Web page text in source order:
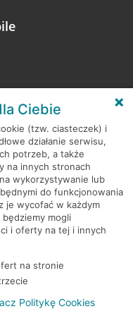
prawa zastrzeżone
Ciebie
(tzw. ciasteczek) i
działanie serwisu,
potrzeb, a także
na innych stronach
wykorzystywanie lub
do funkcjonowania
je wycofać w każdym
mogli
i oferty na tej i innych
na stronie
Politykę Cookies